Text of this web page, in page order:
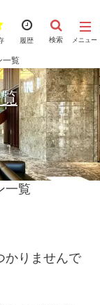
メニュー
検索
履歴
一覧
一覧
かりませんで